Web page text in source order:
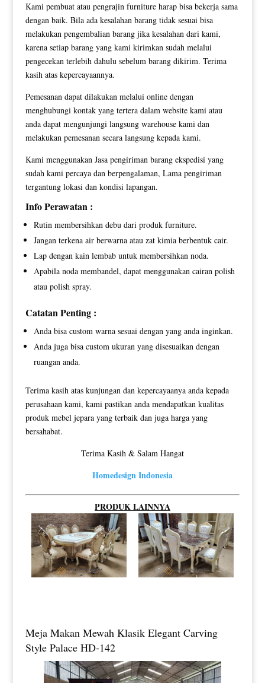
Kami pembuat atau pengrajin furniture harap bisa bekerja sama
dengan baik. Bila ada kesalahan barang tidak sesuai bisa
melakukan pengembalian barang jika kesalahan dari kami,
karena setiap barang yang kami kirimkan sudah melalui
pengecekan terlebih dahulu sebelum barang dikirim. Terima
kasih atas kepercayaannya.
Pemesanan dapat dilakukan melalui online dengan
menghubungi kontak yang tertera dalam website kami atau
anda dapat mengunjungi langsung warehouse kami dan
melakukan pemesanan secara langsung kepada kami.
Kami menggunakan Jasa pengiriman barang ekspedisi yang
sudah kami percaya dan berpengalaman, Lama pengiriman
tergantung lokasi dan kondisi lapangan.
Info Perawatan :
Rutin membersihkan debu dari produk furniture.
Jangan terkena air berwarna atau zat kimia berbentuk cair.
Lap dengan kain lembab untuk membersihkan noda.
Apabila noda membandel, dapat menggunakan cairan polish
atau polish spray.
Catatan Penting :
Anda bisa custom warna sesuai dengan yang anda inginkan.
Anda juga bisa custom ukuran yang disesuaikan dengan
ruangan anda.
Terima kasih atas kunjungan dan kepercayaanya anda kepada
perusahaan kami, kami pastikan anda mendapatkan kualitas
produk mebel jepara yang terbaik dan juga harga yang
bersahabat.
Terima Kasih & Salam Hangat
Homedesign Indonesia
PRODUK LAINNYA
Meja Makan Mewah Klasik Elegant Carving
Style Palace HD-142